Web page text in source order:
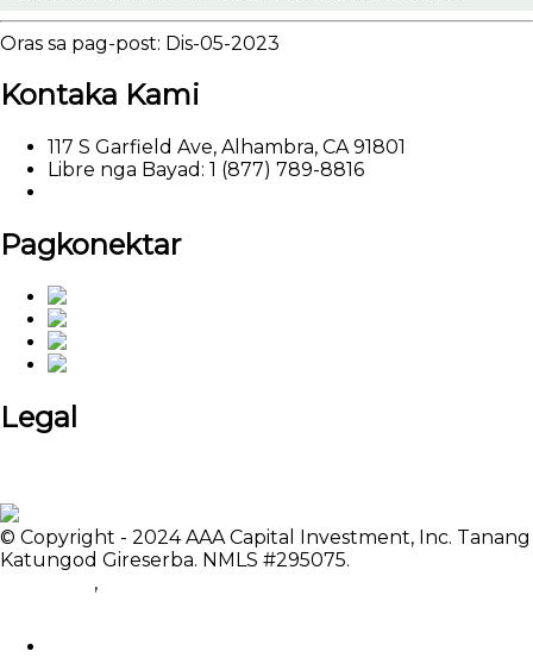
Oras sa pag-post: Dis-05-2023
Kontaka Kami
117 S Garfield Ave, Alhambra, CA 91801
Libre nga Bayad: 1 (877) 789-8816
Pagkonektar
Legal
© Copyright - 2024 AAA Capital Investment, Inc. Tanang
Katungod Gireserba. NMLS #295075.
,